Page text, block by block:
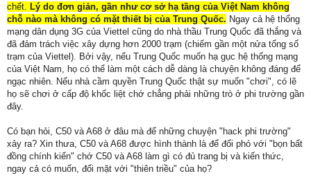
chết.
Lý do đơn giản, gần như cơ sở hạ tầng của Việt Nam không
chỗ nào mà không có mặt thiết bị của Trung Quốc. Ngay cả hệ thống
mạng dân dụng 3G của Viettel cũng do nhà thầu Trung Quốc đã thắng và
đã đảm trách việc xây dựng hơn 2000 trạm (chiếm gần một nửa tổng số
trạm của Viettel). Bởi vậy, nếu Trung Quốc muốn hạ gục hệ thống mạng
của Việt Nam, họ có thể làm một cách dễ dàng là chuyện không đáng để
ngạc nhiên. Nếu nhà cầm quyền Trung Quốc thật sự muốn "chơi", có lẽ
họ sẽ chơi ở cấp độ khốc liệt chớ chẳng phải những trò ở phi trường gần
đây.
Có bạn hỏi, C50 và A68 ở đâu mà để những chuyện "hack phi trường"
xảy ra? Xin thưa, C50 và A68 được hình thành là để đối phó với "bọn bất
đồng chính kiến" chớ C50 và A68 làm gì có đủ trang bị và kiến thức,
ngay cả có muốn, đối mặt với "thiên triều" của họ?